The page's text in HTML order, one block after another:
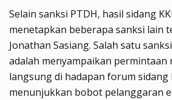
Selain sanksi PTDH, hasil sidang
menetapkan beberapa sanksi lain
Jonathan Sasiang. Salah satu
adalah menyampaikan permintaan
langsung di hadapan forum sidang
menunjukkan bobot pelanggaran